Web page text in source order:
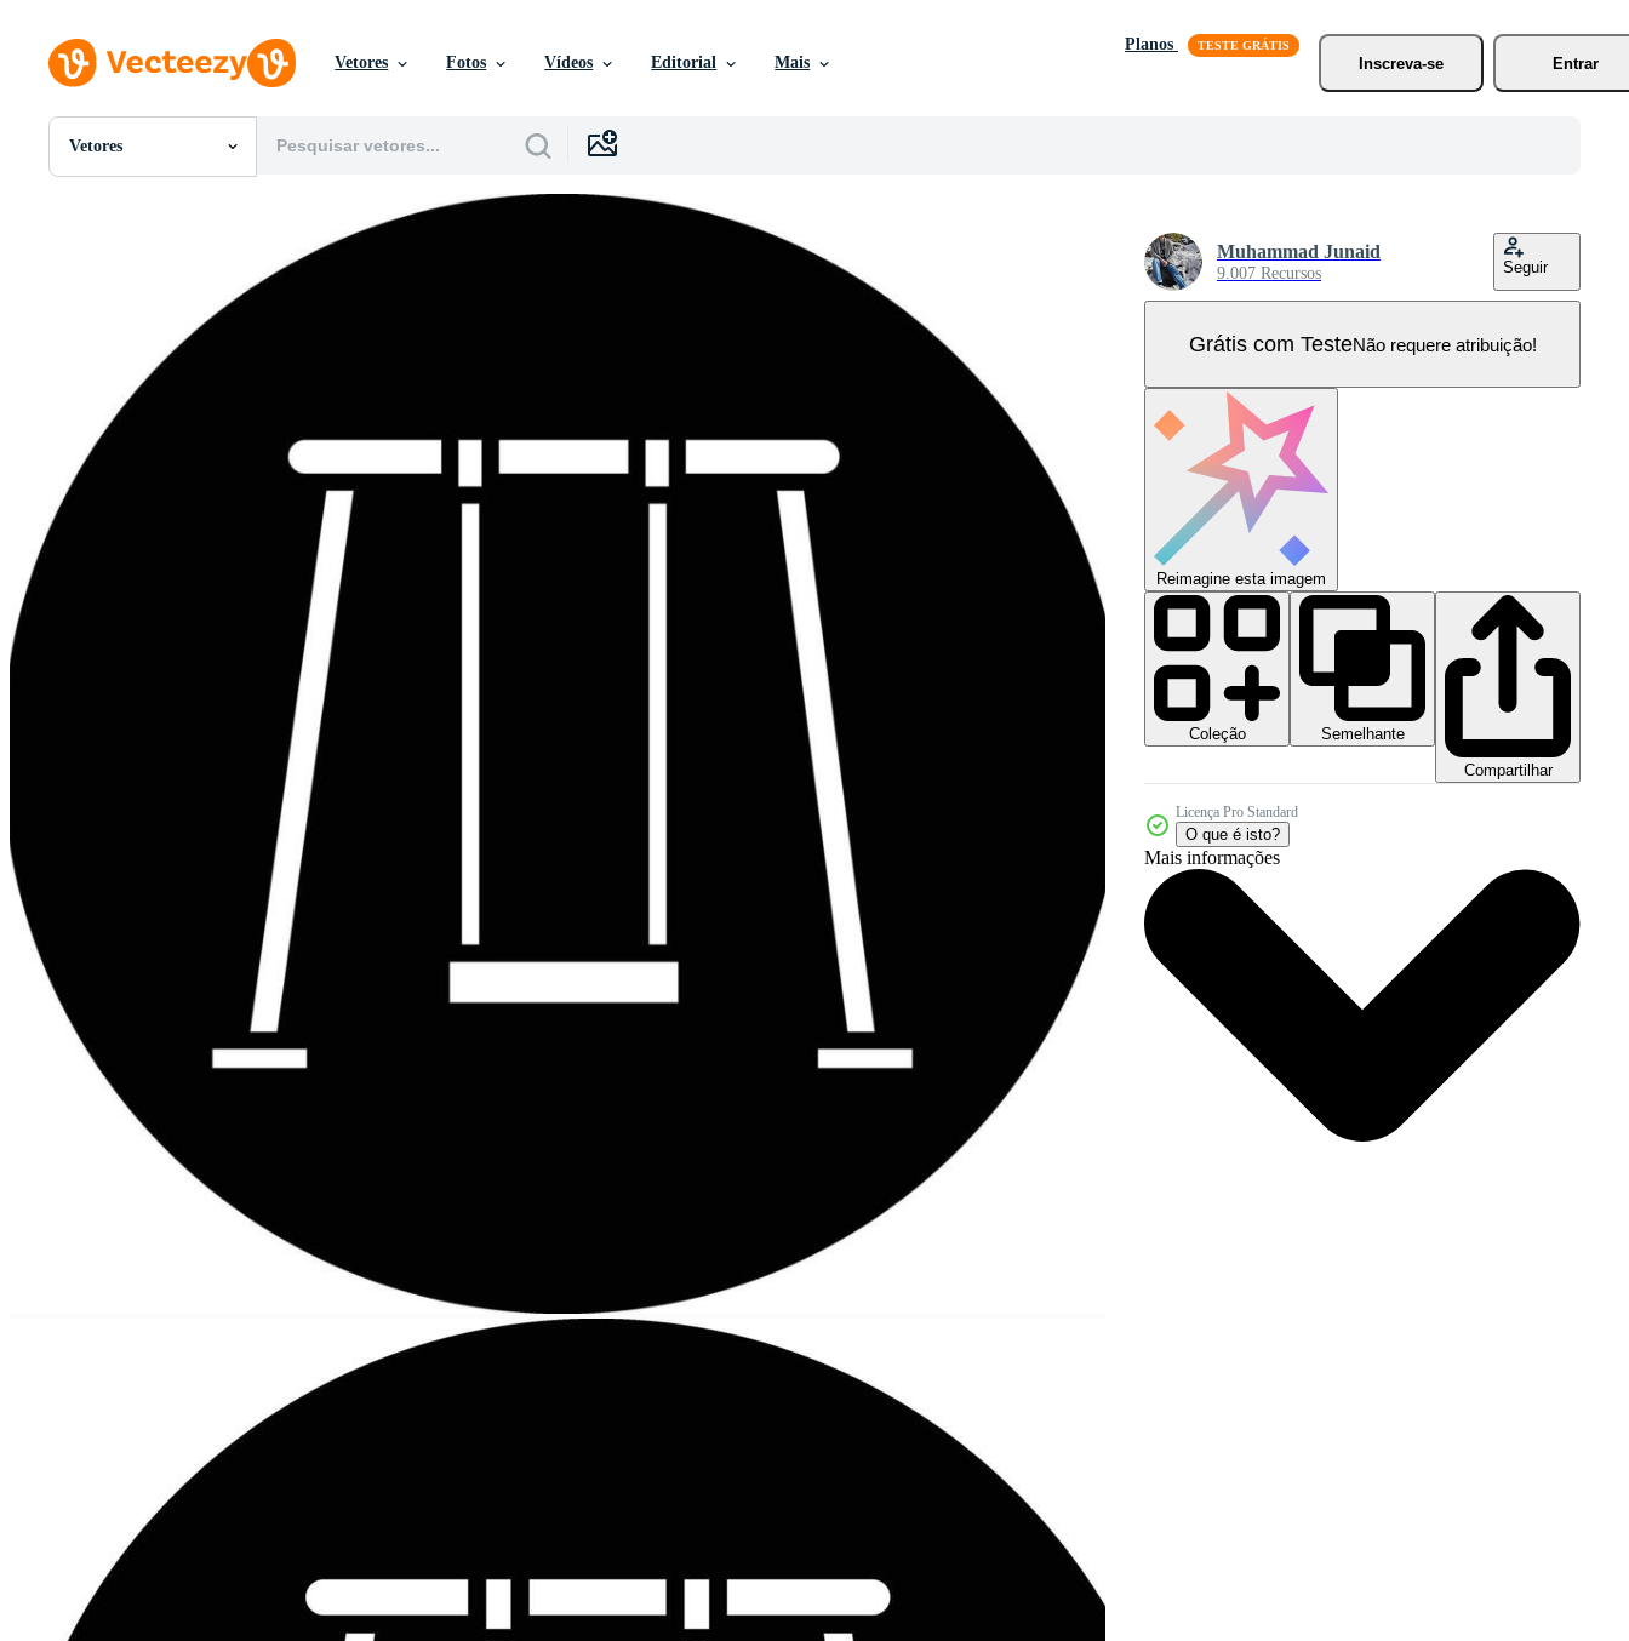
Vetores Fotos Vídeos Editorial Mais
Planos
Inscreva-se
Entrar
Vetores
Todas Imagens
Motion graphics
Imagens Editoriais
Eventos Editoriais
Muhammad Junaid
9.007 Recursos Seguir
Grátis com TesteNão requere atribuição!
Reimagine esta imagem
Coleção
Semelhante
Compartilhar
Licença Pro Standard
O que é isto?
Mais informações